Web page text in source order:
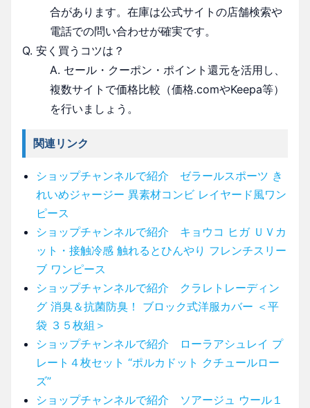
合があります。在庫は公式サイトの店舗検索や
電話での問い合わせが確実です。
Q. 安く買うコツは？
A. セール・クーポン・ポイント還元を活用し、
複数サイトで価格比較（価格.comやKeepa等）
を行いましょう。
関連リンク
ショップチャンネルで紹介 ゼラールスポーツ き
れいめジャージー 異素材コンビ レイヤード風ワン
ピース
ショップチャンネルで紹介 キョウコ ヒガ ＵＶカ
ット・接触冷感 触れるとひんやり フレンチスリー
ブ ワンピース
ショップチャンネルで紹介 クラレトレーディン
グ 消臭＆抗菌防臭！ ブロック式洋服カバー ＜平
袋 ３５枚組＞
ショップチャンネルで紹介 ローラアシュレイ プ
レート４枚セット “ポルカドット クチュールロー
ズ”
ショップチャンネルで紹介 ソアージュ ウール１